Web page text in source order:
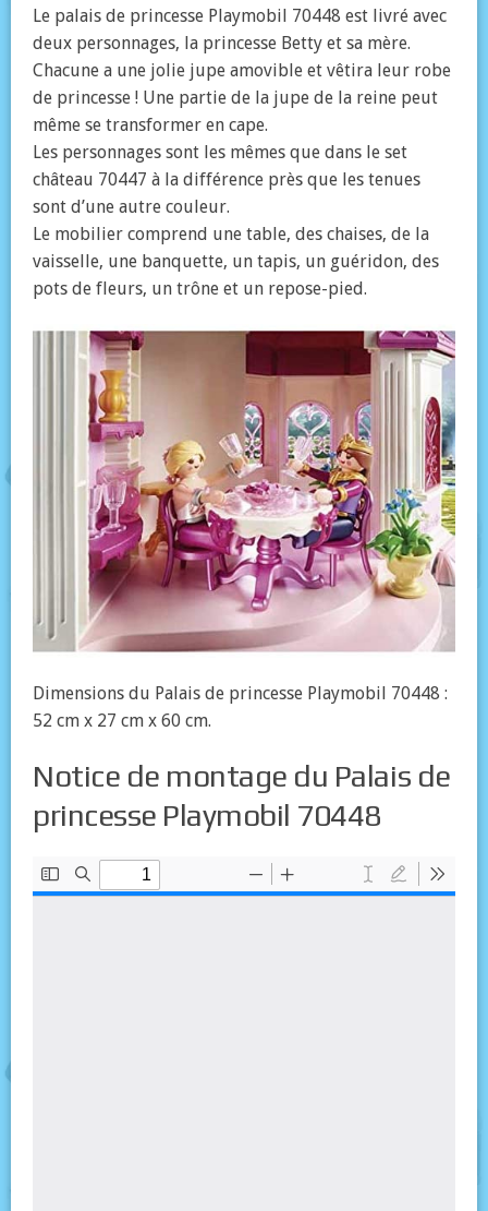
Le palais de princesse Playmobil 70448 est livré avec
deux personnages, la princesse Betty et sa mère.
Chacune a une jolie jupe amovible et vêtira leur robe
de princesse ! Une partie de la jupe de la reine peut
même se transformer en cape.
Les personnages sont les mêmes que dans le set
château 70447 à la différence près que les tenues
sont d’une autre couleur.
Le mobilier comprend une table, des chaises, de la
vaisselle, une banquette, un tapis, un guéridon, des
pots de fleurs, un trône et un repose-pied.
Dimensions du Palais de princesse Playmobil 70448 :
52 cm x 27 cm x 60 cm.
Notice de montage du Palais de
princesse Playmobil 70448